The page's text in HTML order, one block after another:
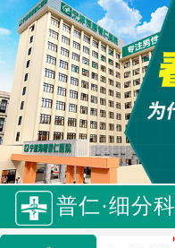
普仁·细分